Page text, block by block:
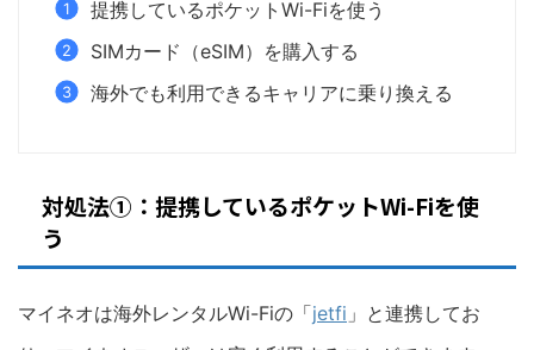
提携しているポケットWi-Fiを使う
SIMカード（eSIM）を購入する
海外でも利用できるキャリアに乗り換える
対処法①：提携しているポケットWi-Fiを使
う
マイネオは海外レンタルWi-Fiの「jetfi 」と連携してお